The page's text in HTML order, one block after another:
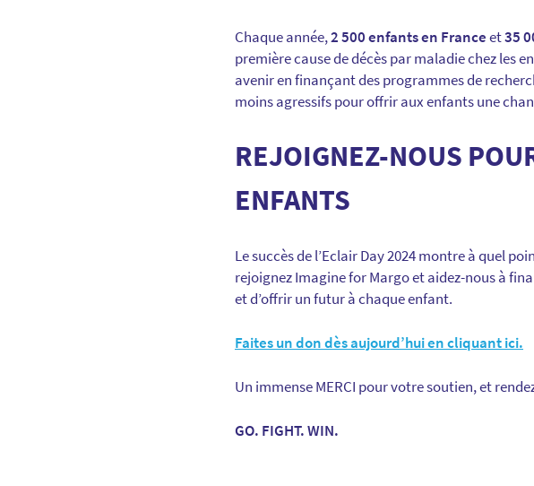
Chaque année,2 500 enfants en Franceet35
première cause de décès par maladie chez les
avenir en finançant des programmes de
moins agressifs pour offrir aux enfants une
REJOIGNEZ-NOUS
ENFANTS
Le succès de l’Eclair Day 2024 montre à quel
rejoignez Imagine for Margo et aidez-nous à
et d’offrir un futur à chaque enfant.
Faites un don dès aujourd’huien cliquant ici.
Un immense MERCI pour votre soutien, et
GO. FIGHT. WIN.